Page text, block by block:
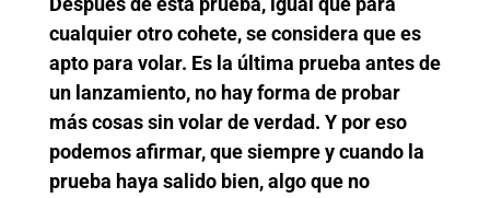
cualquier otro cohete, se considera que es
apto para volar. Es la última prueba antes de
un lanzamiento, no hay forma de probar
más cosas sin volar de verdad. Y por eso
podemos afirmar, que siempre y cuando la
prueba haya salido bien, algo que no